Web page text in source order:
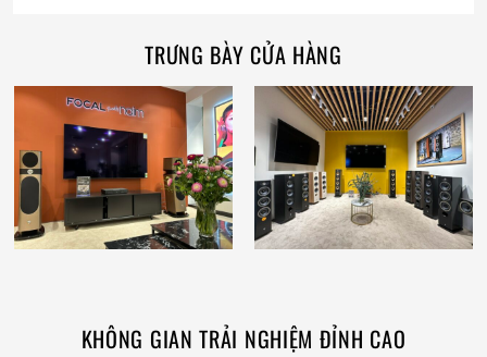
TRƯNG BÀY CỬA HÀNG
KHÔNG GIAN TRẢI NGHIỆM ĐỈNH CAO